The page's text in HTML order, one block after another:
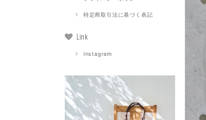
特定商取引法に基づく表記
Link
Instagram